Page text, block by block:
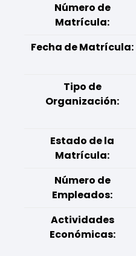
Número de
Matrícula:
Fecha de Matrícula:
Tipo de
Organización:
Estado de la
Matrícula:
Número de
Empleados:
Actividades
Económicas: